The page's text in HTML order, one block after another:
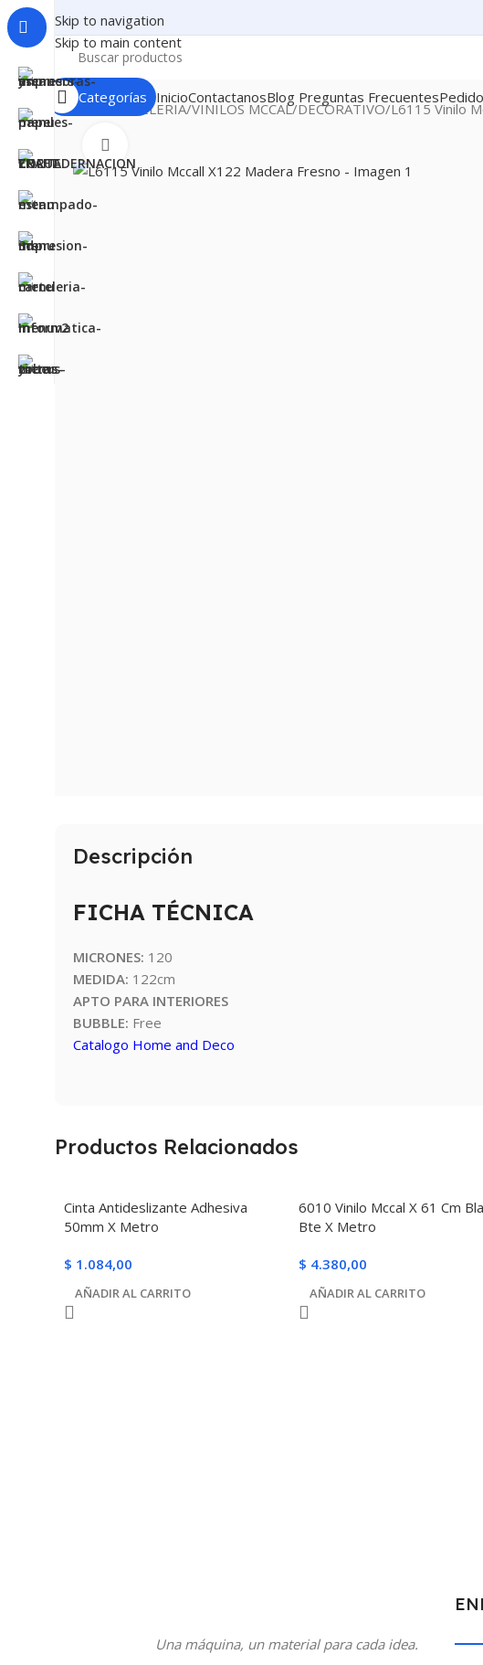
Skip to navigation
Skip to main content
Categorías InicioContactanosBlog Preguntas Frecuentes
Inicio CARTELERIA VINILOS MCCAL DECORATIVO L6115 Vinilo
Descripción
FICHA TÉCNICA
MICRONES: 120
MEDIDA: 122cm
APTO PARA INTERIORES
BUBBLE: Free
Catalogo Home and Deco
Productos Relacionados
Cinta Antideslizante Adhesiva
50mm X Metro
$ 1.084,00
AÑADIR AL CARRITO
6010 Vinilo Mccal X 61 Cm
Bte X Metro
$ 4.380,00
AÑADIR AL CARRITO
Una máquina, un material para cada idea.